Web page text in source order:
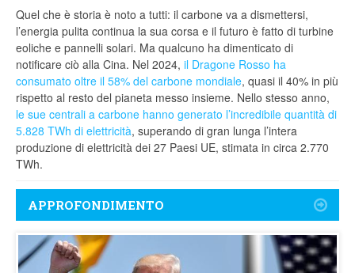
Quel che è storia è noto a tutti: il carbone va a dismettersi,
l’energia pulita continua la sua corsa e il futuro è fatto di turbine
eoliche e pannelli solari. Ma qualcuno ha dimenticato di
notificare ciò alla Cina. Nel 2024, il Dragone Rosso ha
consumato oltre il 58% del carbone mondiale, quasi il 40% in più
rispetto al resto del pianeta messo insieme. Nello stesso anno,
le sue centrali a carbone hanno generato l’incredibile quantità di
5.828 TWh di elettricità, superando di gran lunga l’intera
produzione di elettricità dei 27 Paesi UE, stimata in circa 2.770
TWh.
APPROFONDIMENTO